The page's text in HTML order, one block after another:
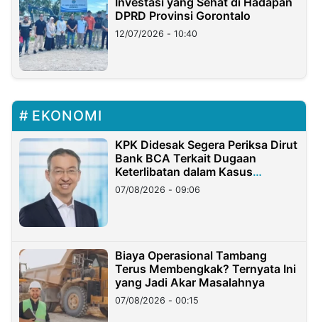
DPRD Provinsi Gorontalo
12/07/2026 - 10:40
EKONOMI
KPK Didesak Segera Periksa Dirut
Bank BCA Terkait Dugaan
Keterlibatan dalam Kasus
Hilangnya Dana Nasabah Rp2,58
Miliar
07/08/2026 - 09:06
Biaya Operasional Tambang
Terus Membengkak? Ternyata Ini
yang Jadi Akar Masalahnya
07/08/2026 - 00:15